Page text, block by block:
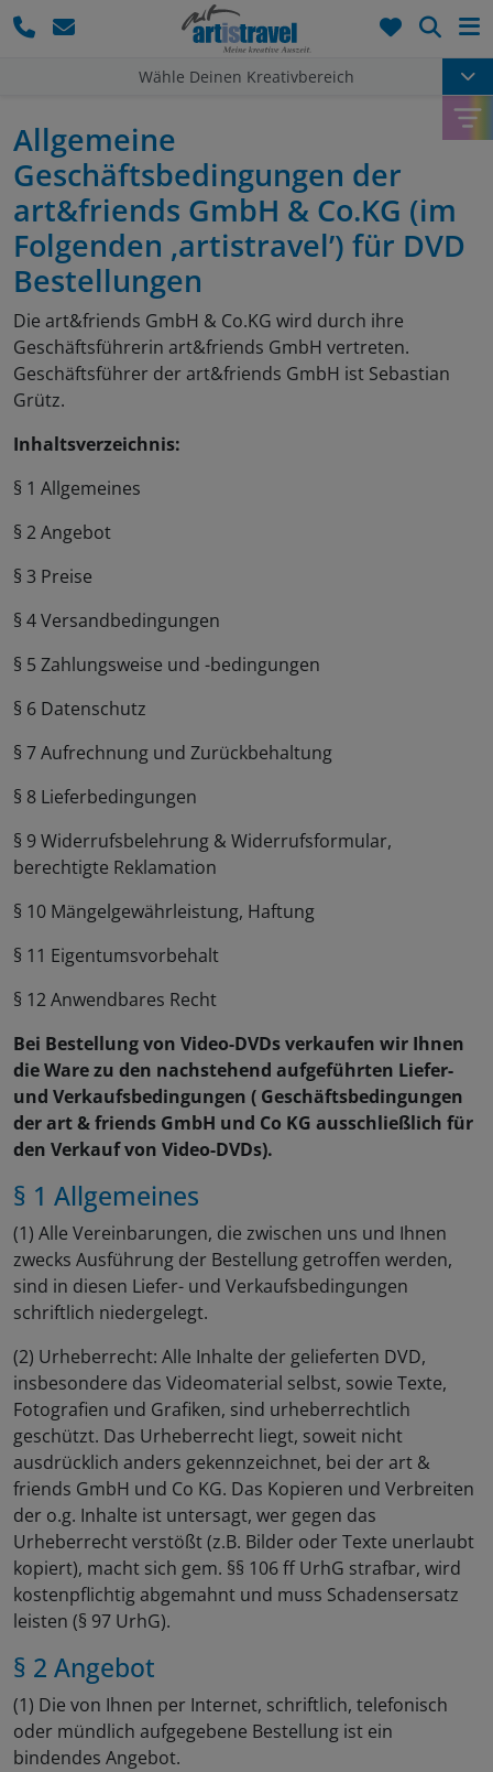
Wähle Deinen Kreativbereich
Allgemeine
Geschäftsbedingungen der
art&friends GmbH & Co.KG (im
Folgenden ‚artistravel’) für DVD
Bestellungen
Die art&friends GmbH & Co.KG wird durch ihre
Geschäftsführerin art&friends GmbH vertreten.
Geschäftsführer der art&friends GmbH ist Sebastian
Grütz.
Inhaltsverzeichnis:
§ 1 Allgemeines
§ 2 Angebot
§ 3 Preise
§ 4 Versandbedingungen
§ 5 Zahlungsweise und -bedingungen
§ 6 Datenschutz
§ 7 Aufrechnung und Zurückbehaltung
§ 8 Lieferbedingungen
§ 9 Widerrufsbelehrung & Widerrufsformular,
berechtigte Reklamation
§ 10 Mängelgewährleistung, Haftung
§ 11 Eigentumsvorbehalt
§ 12 Anwendbares Recht
Bei Bestellung von Video-DVDs verkaufen wir Ihnen
die Ware zu den nachstehend aufgeführten Liefer-
und Verkaufsbedingungen ( Geschäftsbedingungen
der art & friends GmbH und Co KG ausschließlich für
den Verkauf von Video-DVDs).
§ 1 Allgemeines
(1) Alle Vereinbarungen, die zwischen uns und Ihnen
zwecks Ausführung der Bestellung getroffen werden,
sind in diesen Liefer- und Verkaufsbedingungen
schriftlich niedergelegt.
(2) Urheberrecht: Alle Inhalte der gelieferten DVD,
insbesondere das Videomaterial selbst, sowie Texte,
Fotografien und Grafiken, sind urheberrechtlich
geschützt. Das Urheberrecht liegt, soweit nicht
ausdrücklich anders gekennzeichnet, bei der art &
friends GmbH und Co KG. Das Kopieren und Verbreiten
der o.g. Inhalte ist untersagt, wer gegen das
Urheberrecht verstößt (z.B. Bilder oder Texte unerlaubt
kopiert), macht sich gem. §§ 106 ff UrhG strafbar, wird
kostenpflichtig abgemahnt und muss Schadensersatz
leisten (§ 97 UrhG).
§ 2 Angebot
(1) Die von Ihnen per Internet, schriftlich, telefonisch
oder mündlich aufgegebene Bestellung ist ein
bindendes Angebot.